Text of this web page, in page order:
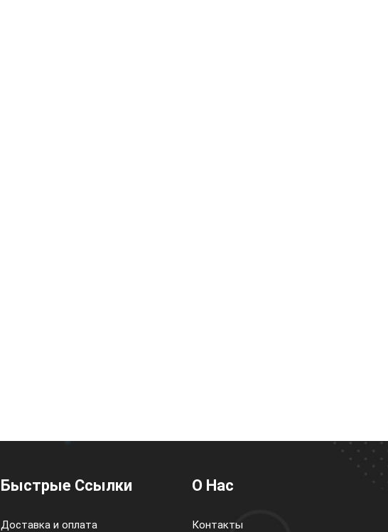
Быстрые Ссылки
Доставка и оплата
О Нас
Контакты